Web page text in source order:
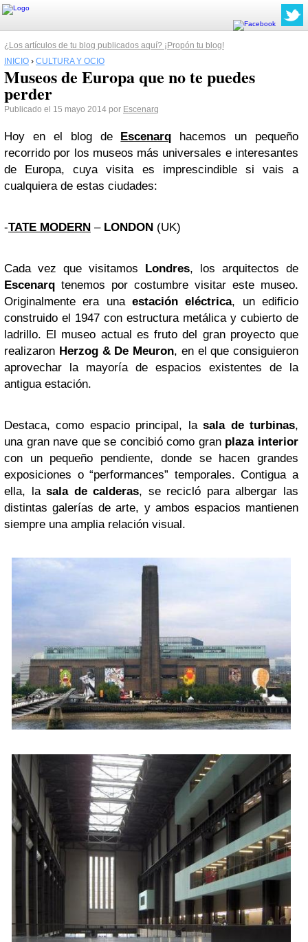
¿Los artículos de tu blog publicados aquí? ¡Propón tu blog!
INICIO › CULTURA Y OCIO
Museos de Europa que no te puedes
perder
Publicado el 15 mayo 2014 por Escenarq
Hoy en el blog de Escenarq hacemos un pequeño
recorrido por los museos más universales e interesantes
de Europa, cuya visita es imprescindible si vais a
cualquiera de estas ciudades:
-TATE MODERN – LONDON (UK)
Cada vez que visitamos Londres, los arquitectos de
Escenarq tenemos por costumbre visitar este museo.
Originalmente era unaestación eléctrica, un edificio
construido el 1947 con estructura metálica y cubierto de
ladrillo. El museo actual es fruto del gran proyecto que
realizaron Herzog & De Meuron, en el que consiguieron
aprovechar la mayoría de espacios existentes de la
antigua estación.
Destaca, como espacio principal, lasala de turbinas,
una gran nave que se concibió como granplaza interior
con un pequeño pendiente, donde se hacen grandes
exposiciones o “performances” temporales. Contigua a
ella, lasala de calderas, se recicló para albergar las
distintas galerías de arte, y ambos espacios mantienen
siempre una amplia relación visual.